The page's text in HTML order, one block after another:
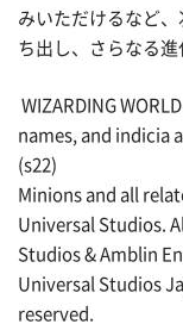
みいただけるなど
ち出し、さらなる進
WIZARDING
names, and indicia
(s22)
Minions and all
Universal Studios.
Studios & Amblin
Universal Studios
reserved.